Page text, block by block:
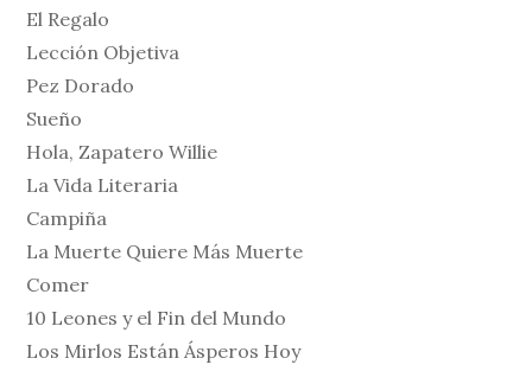
El Regalo
Lección Objetiva
Pez Dorado
Sueño
Hola, Zapatero Willie
La Vida Literaria
Campiña
La Muerte Quiere Más Muerte
Comer
10 Leones y el Fin del Mundo
Los Mirlos Están Ásperos Hoy